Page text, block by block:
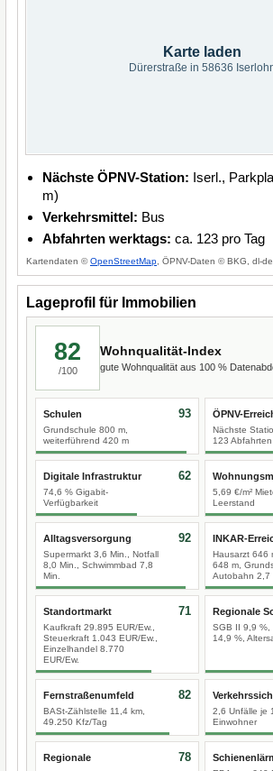
Karte laden
Dürerstraße in 58636
Nächste ÖPNV-Station: Iserl.,
m)
Verkehrsmittel: Bus
Abfahrten werktags: ca. 123 pro Tag
Kartendaten ©OpenStreetMap , ÖPNV-Daten © BKG, dl-
Lageprofil für Immobilien
82
/100
Wohnqualität-Index
gute Wohnqualität aus 100 %
Schulen
Grundschule 800 m,
weiterführend 420 m
93 ÖPNV-
Nächste
123
Digitale Infrastruktur
74,6 % Gigabit-
Verfügbarkeit
62
5,69 €/m²
Leerstand
Alltagsversorgung
Supermarkt 3,6 Min., Notfall
8,0 Min., Schwimmbad 7,8
Min.
92 INKAR-
Hausarzt 646
648 m,
Autobahn 2,7
Standortmarkt
Kaufkraft 29.895 EUR/Ew.,
Steuerkraft 1.043 EUR/Ew.,
Einzelhandel 8.770
EUR/Ew.
71 Regionale
SGB II 9,9 %,
14,9 %,
Fernstraßenumfeld
BASt-Zählstelle 11,4 km,
49.250 Kfz/Tag
82
2,6 Unfälle je
Einwohner
Regionale
78